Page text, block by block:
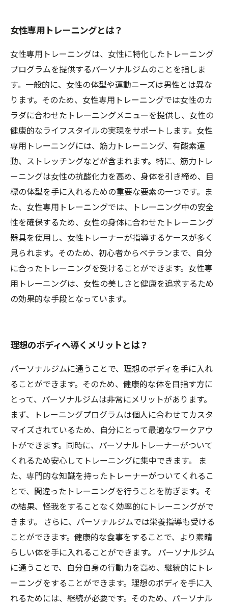
女性専用トレーニングとは？
女性専用トレーニングは、女性に特化したトレーニング
プログラムを提供するパーソナルジムのことを指しま
す。一般的に、女性の体型や運動ニーズは男性とは異な
ります。そのため、女性専用トレーニングでは女性のカ
ラダに合わせたトレーニングメニューを提供し、女性の
健康的なライフスタイルの実現をサポートします。女性
専用トレーニングには、筋力トレーニング、有酸素運
動、ストレッチングなどが含まれます。特に、筋力トレ
ーニングは女性の抗酸化力を高め、身体を引き締め、目
標の体型を手に入れるための重要な要素の一つです。ま
た、女性専用トレーニングでは、トレーニング中の安全
性を確保するため、女性の身体に合わせたトレーニング
器具を使用し、女性トレーナーが指導するケースが多く
見られます。そのため、初心者からベテランまで、自分
に合ったトレーニングを受けることができます。女性専
用トレーニングは、女性の美しさと健康を追求するため
の効果的な手段となっています。
理想のボディへ導くメリットとは？
パーソナルジムに通うことで、理想のボディを手に入れ
ることができます。そのため、健康的な体を目指す方に
とって、パーソナルジムは非常にメリットがあります。
まず、トレーニングプログラムは個人に合わせてカスタ
マイズされているため、自分にとって最適なワークアウ
トができます。同時に、パーソナルトレーナーがついて
くれるため安心してトレーニングに集中できます。 ま
た、専門的な知識を持ったトレーナーがついてくれるこ
とで、間違ったトレーニングを行うことを防ぎます。そ
の結果、怪我をすることなく効率的にトレーニングがで
きます。 さらに、パーソナルジムでは栄養指導も受ける
ことができます。健康的な食事をすることで、より素晴
らしい体を手に入れることができます。 パーソナルジム
に通うことで、自分自身の行動力を高め、継続的にトレ
ーニングをすることができます。理想のボディを手に入
れるためには、継続が必要です。そのため、パーソナル